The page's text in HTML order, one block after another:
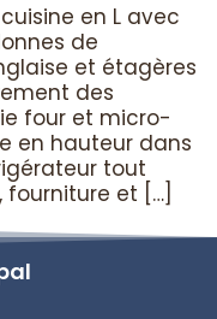
en L avec
de
et étagères
des
four et micro-
en hauteur dans
tout
fourniture et […]